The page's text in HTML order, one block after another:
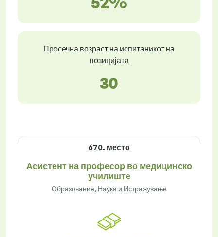
Просечна возраст на испитаникот на
позицијата
30
670. место
Асистент на професор во медицинско
училиште
Образование, Наука и Истражување